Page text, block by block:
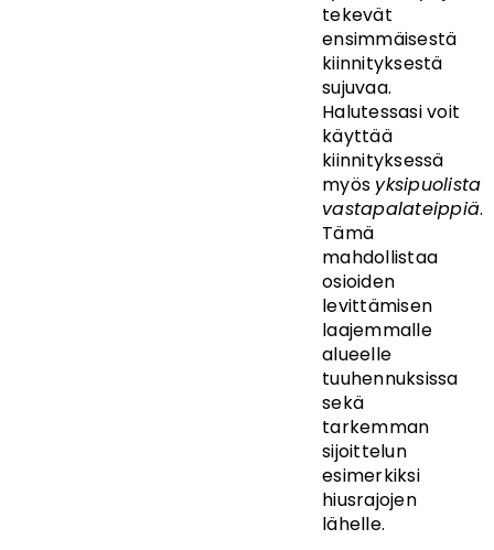
tekevät
ensimmäisestä
kiinnityksestä
sujuvaa.
Halutessasi voit
käyttää
kiinnityksessä
myös yksipuolista
vastapalateippiä.
Tämä
mahdollistaa
osioiden
levittämisen
laajemmalle
alueelle
tuuhennuksissa
sekä
tarkemman
sijoittelun
esimerkiksi
hiusrajojen
lähelle.